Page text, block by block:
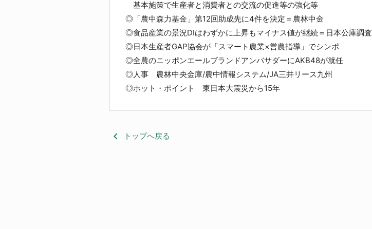
基本施策で生産者と消費者との交流の促進等の強化等
◎「農中森力基金」第12回助成先に4件を決定＝農林中金
◎食品産業の景況DIはわずかに上昇もマイナス値が継続＝日本公庫調査
◎日本生産者GAP協会が「スマート農業×営農指導」でシンポ
◎全農のニッポンエールブランドアンバサダーにAKB48が就任
◎人事 農林中央金庫/農中情報システム/JA三井リース九州
◎ホット・ポイント 東日本大震災から15年
keyboard_arrow_left トップへ戻る